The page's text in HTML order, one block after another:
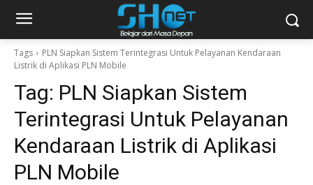
Tags
PLN Siapkan Sistem Terintegrasi Untuk Pelayanan Kendaraan
Listrik di Aplikasi PLN Mobile
Tag: PLN Siapkan Sistem
Terintegrasi Untuk Pelayanan
Kendaraan Listrik di Aplikasi
PLN Mobile